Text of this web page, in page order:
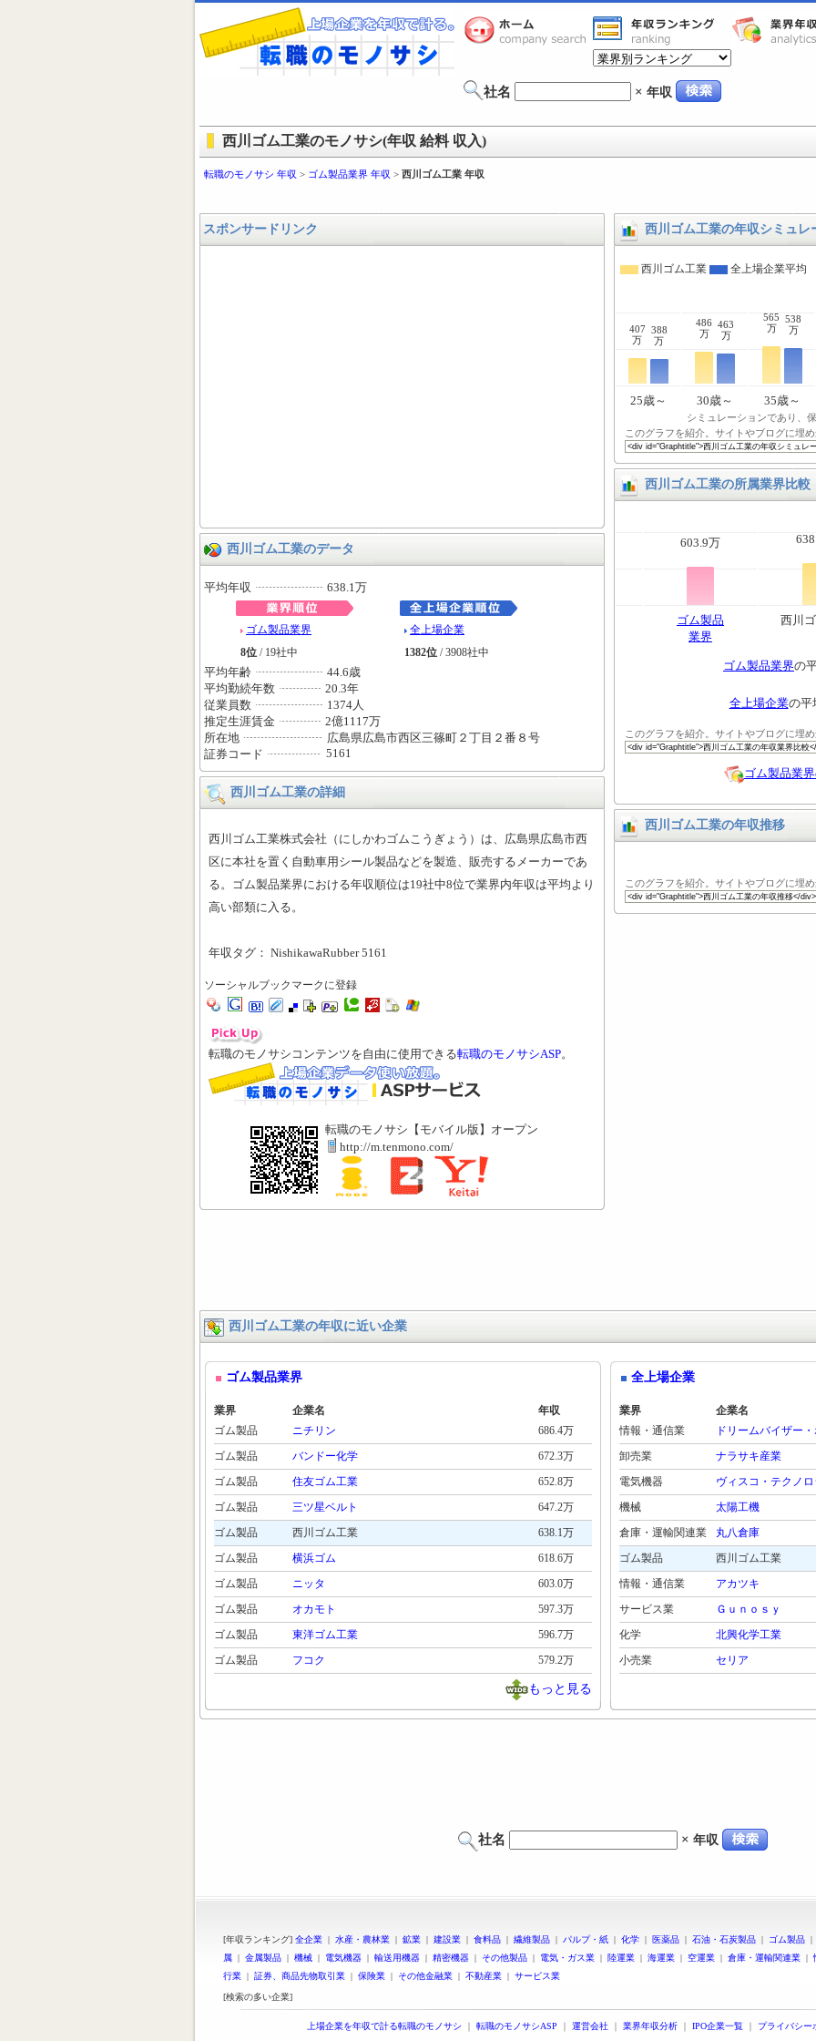
社名 × 年収
西川ゴム工業のモノサシ(年収 給料 収入)
転職のモノサシ 年収 > ゴム製品業界 年収 > 西川ゴム工業 年収
スポンサードリンク
西川ゴム工業のデータ
平均年収 638.1万
ゴム製品業界
8位 / 19社中
全上場企業
1382位 / 3908社中
平均年齢
44.6歳
平均勤続年数
20.3年
従業員数
1374人
推定生涯賃金
2億1117万
所在地
広島県広島市西区三篠町２丁目２番８号
証券コード
5161
西川ゴム工業の詳細
西川ゴム工業株式会社（にしかわゴムこうぎょう）は、広島県広島市西
区に本社を置く自動車用シール製品などを製造、販売するメーカーであ
る。ゴム製品業界における年収順位は19社中8位で業界内年収は平均より
高い部類に入る。
年収タグ： NishikawaRubber 5161
ソーシャルブックマークに登録
転職のモノサシコンテンツを自由に使用できる転職のモノサシASP。
転職のモノサシ【モバイル版】オープン
http://m.tenmono.com/
西川ゴム工業の年収シミュレ
西川ゴム工業 全上場企業平均
407
万
388
万
486
万
463
万
565
万
538
万
25歳～ 30歳～ 35歳～
シミュレーションであり、
このグラフを紹介。サイトやブログに埋
西川ゴム工業の所属業界比較
603.9万
ゴム製品
業界
西川
ゴム製品業界の
全上場企業の平
このグラフを紹介。サイトやブログに埋
ゴム製品業
西川ゴム工業の年収推移
このグラフを紹介。サイトやブログに埋
西川ゴム工業の年収に近い企業
ゴム製品業界
業界 企業名
年収
ゴム製品
ニチリン
686.4万
ゴム製品
バンドー化学
672.3万
ゴム製品
住友ゴム工業
652.8万
ゴム製品
三ツ星ベルト
647.2万
ゴム製品
西川ゴム工業
638.1万
ゴム製品
横浜ゴム
618.6万
ゴム製品
ニッタ
603.0万
ゴム製品
オカモト
597.3万
ゴム製品
東洋ゴム工業
596.7万
ゴム製品
フコク 579.2万
もっと見る
全上場企業
業界
企業名
情報・通信業
ドリームバイザー
卸売業
ナラサキ産業
電気機器
ヴィスコ・テクノ
機械
太陽工機
倉庫・運輸関連業
丸八倉庫
ゴム製品
西川ゴム工業
情報・通信業
アカツキ
サービス業
Ｇｕｎｏｓｙ
化学
北興化学工業
小売業
セリア
社名 × 年収
[年収ランキング] 全企業 | 水産・農林業 | 鉱業 | 建設業 | 食料品 | 繊維製品 | パルプ・紙 | 化学 | 医薬品 | 石油・石炭製品 | ゴム製品
属 | 金属製品 | 機械 | 電気機器 | 輸送用機器 | 精密機器 | その他製品 | 電気・ガス業 | 陸運業 | 海運業 | 空運業 | 倉庫・運輸関連業 |
行業 | 証券、商品先物取引業 | 保険業 | その他金融業 | 不動産業 | サービス業
[検索の多い企業]
上場企業を年収で計る転職のモノサシ ｜ 転職のモノサシASP ｜ 運営会社 ｜ 業界年収分析 ｜ IPO企業一覧 ｜ プライバシー